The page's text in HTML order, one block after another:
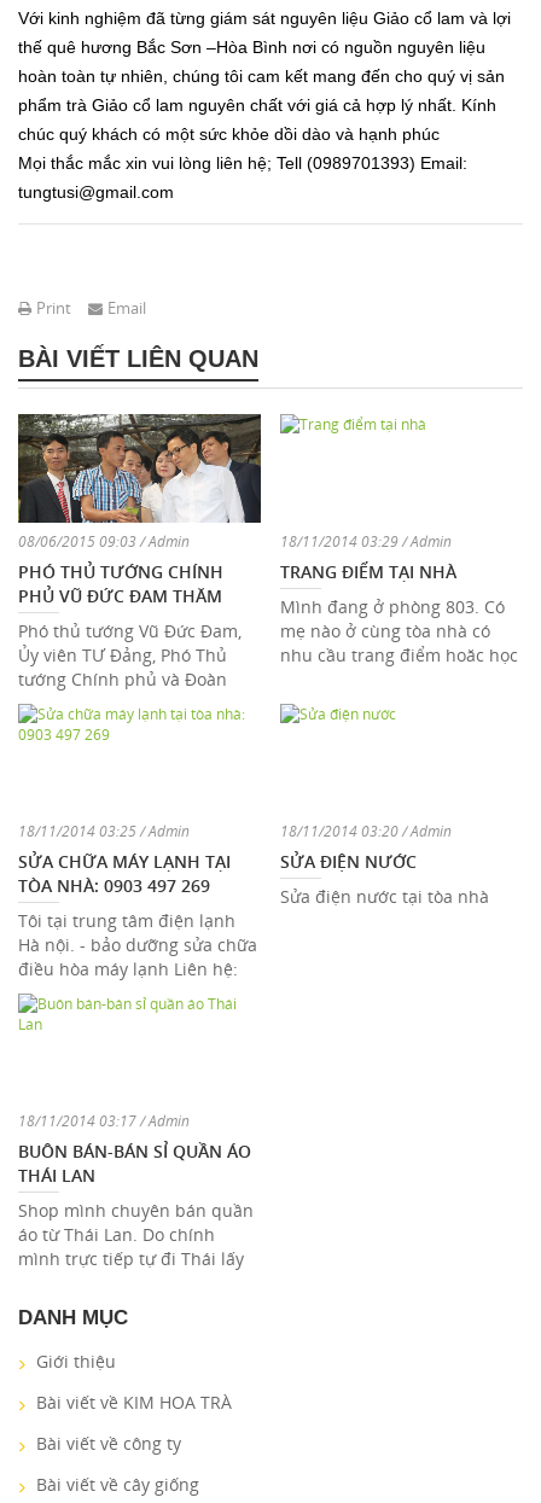
Với kinh nghiệm đã từng giám sát nguyên liệu Giảo cổ lam và lợi
thế quê hương Bắc Sơn –Hòa Bình nơi có nguồn nguyên liệu
hoàn toàn tự nhiên, chúng tôi cam kết mang đến cho quý vị sản
phẩm trà Giảo cổ lam nguyên chất với giá cả hợp lý nhất. Kính
chúc quý khách có một sức khỏe dồi dào và hạnh phúc
Mọi thắc mắc xin vui lòng liên hệ; Tell (0989701393) Email:
tungtusi@gmail.com
Print Email
BÀI VIẾT LIÊN QUAN
08/06/2015 09:03 / Admin
PHÓ THỦ TƯỚNG CHÍNH
PHỦ VŨ ĐỨC ĐAM THĂM
VƯỜN CÂY DƯỢC LIỆU -
TRUNG TÂM CÂY GIỐNG CÂY
NGUYÊN LIỆU TAM ĐẢO
Phó thủ tướng Vũ Đức Đam,
Ủy viên TƯ Đảng, Phó Thủ
tướng Chính phủ và Đoàn
công tác của Chính phủ đã
đến thăm vườn cây d ...
18/11/2014 03:29 / Admin
TRANG ĐIỂM TẠI NHÀ
Mình đang ở phòng 803. Có
mẹ nào ở cùng tòa nhà có
nhu cầu trang điểm hoăc học
Thúy A ...
18/11/2014 03:25 / Admin
SỬA CHỮA MÁY LẠNH TẠI
TÒA NHÀ: 0903 497 269
Tôi tại trung tâm điện lạnh
Hà nội. - bảo dưỡng sửa chữa
điều hòa máy lạnh Liên hệ:
0903 497 269 (Mr. Hà Ninh)
18/11/2014 03:20 / Admin
SỬA ĐIỆN NƯỚC
Sửa điện nước tại tòa nhà
18/11/2014 03:17 / Admin
BUÔN BÁN-BÁN SỈ QUẦN ÁO
THÁI LAN
Shop mình chuyên bán quần
áo từ Thái Lan. Do chính
mình trực tiếp tự đi Thái lấy
gian nào, ...
DANH MỤC
Giới thiệu
Bài viết về KIM HOA TRÀ
Bài viết về công ty
Bài viết về cây giống